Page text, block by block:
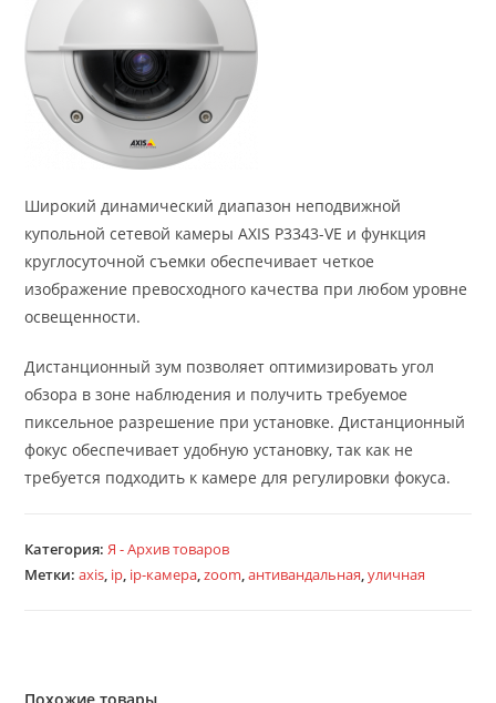
Широкий динамический диапазон неподвижной
купольной сетевой камеры AXIS P3343-VE и функция
круглосуточной съемки обеспечивает четкое
изображение превосходного качества при любом уровне
освещенности.
Дистанционный зум позволяет оптимизировать угол
обзора в зоне наблюдения и получить требуемое
пиксельное разрешение при установке. Дистанционный
фокус обеспечивает удобную установку, так как не
требуется подходить к камере для регулировки фокуса.
Категория:Я - Архив товаров
Метки:axis, ip, ip-камера,zoom,антивандальная,уличная